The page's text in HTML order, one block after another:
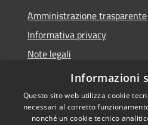
Amministrazione trasparente
Informativa privacy
Note legali
Dichiarazione di accessibilità
Informazioni
Questo sito web utilizza cookie
necessari al corretto
nonché un cookie tecnico